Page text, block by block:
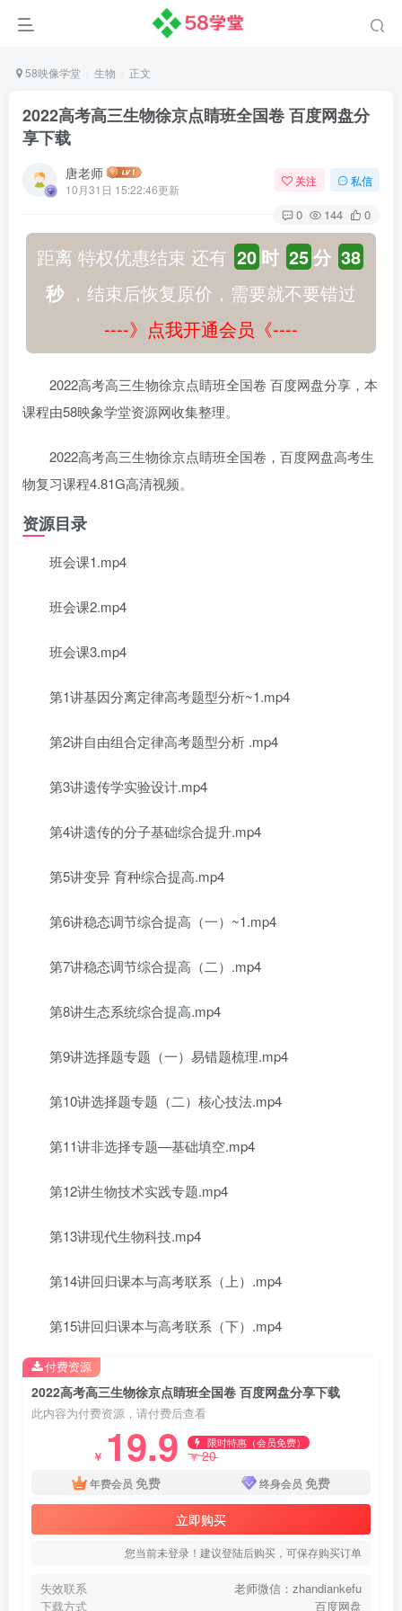
58映像学堂 生物 正文
2022高考高三生物徐京点睛班全国卷 百度网盘分
享下载
唐老师
10月31日 15:22:46更新
关注 私信
0 144 0
距离 特权优惠结束 还有 20 时 25分 38
秒，结束后恢复原价，需要就不要错过
----》点我开通会员《----
2022高考高三生物徐京点睛班全国卷 百度网盘分享，本
课程由58映象学堂资源网收集整理。
2022高考高三生物徐京点睛班全国卷，百度网盘高考生
物复习课程4.81G高清视频。
资源目录
班会课1.mp4
班会课2.mp4
班会课3.mp4
第1讲基因分离定律高考题型分析~1.mp4
第2讲自由组合定律高考题型分析 .mp4
第3讲遗传学实验设计.mp4
第4讲遗传的分子基础综合提升.mp4
第5讲变异 育种综合提高.mp4
第6讲稳态调节综合提高（一）~1.mp4
第7讲稳态调节综合提高（二）.mp4
第8讲生态系统综合提高.mp4
第9讲选择题专题（一）易错题梳理.mp4
第10讲选择题专题（二）核心技法.mp4
第11讲非选择专题—基础填空.mp4
第12讲生物技术实践专题.mp4
第13讲现代生物科技.mp4
第14讲回归课本与高考联系（上）.mp4
第15讲回归课本与高考联系（下）.mp4
2022高考高三生物徐京点睛班全国卷 百度网盘分享下载
此内容为付费资源，请付费后查看
￥ 19.9 限时特惠（会员免费）
￥20
年费会员 免费 终身会员 免费
立即购买
您当前未登录！建议登陆后购买，可保存购买订单
失效联系
老师微信：zhandiankefu
下载方式
百度网盘
付费资源